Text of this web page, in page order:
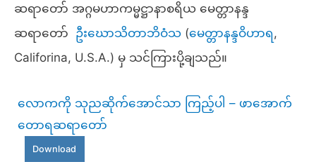
ဆရာတော် အဂ္ဂမဟာကမ္မဋ္ဌာနာစရိယ မေတ္တာနန္ဒ
ဆရာတော် ဦးဃောသိတာဘိဝံသ (မေတ္တာနန္ဒဝိဟာရ,
Califorina, U.S.A.) မှ သင်ကြားပို့ချသည်။
လောကကို သုညဆိုက်အောင်သာ ကြည့်ပါ – ဖာအောက်
တောရဆရာတော်
Download